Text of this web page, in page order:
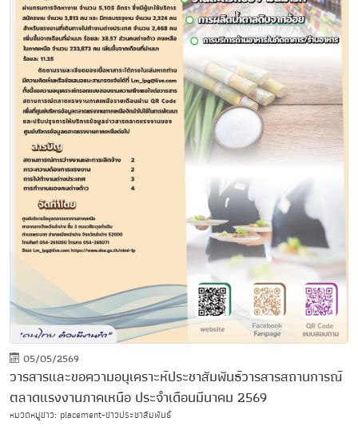
05/05/2569
วารสารและขอความอนุเคราะห์ประชาสัมพันธ์วารสารสถานการณ์
ตลาดแรงงานภาคเหนือ ประจำเดือนมีนาคม 2569
หมวดหมู่ข่าว: placement-ข่าวประชาสัมพันธ์